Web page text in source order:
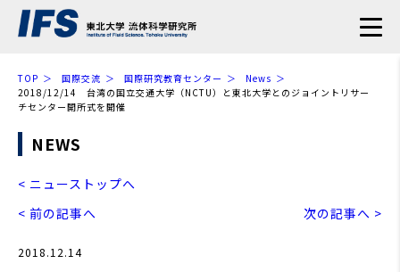
TOP 国際交流 国際研究教育センター
News
2018/12/14 台湾の国立交通大学（NCTU）と東北大学とのジョイントリサー
チセンター開所式を開催
NEWS
< ニューストップへ
< 前の記事へ
次の記事へ >
2018.12.14